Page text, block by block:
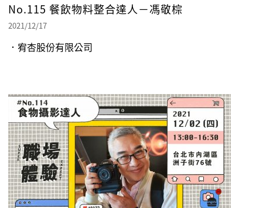
No.115 餐飲物料整合達人－馮敬棕
2021/12/17
．宥杏股份有限公司